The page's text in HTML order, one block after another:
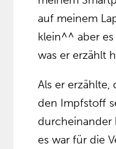
auf meinem
klein^^ aber
was er erzählt
Als er erzählte,
den Impfstoff
durcheinander
es war für die